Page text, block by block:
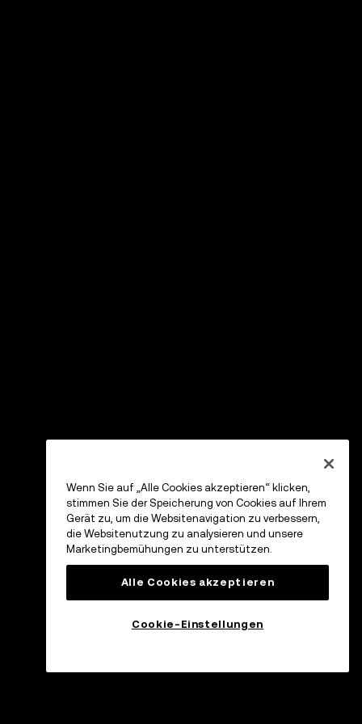
Wenn Sie auf „Alle Cookies akzeptieren“ klicken,
stimmen Sie der Speicherung von Cookies auf Ihrem
Gerät zu, um die Websitenavigation zu verbessern,
die Websitenutzung zu analysieren und unsere
Marketingbemühungen zu unterstützen.
Alle Cookies akzeptieren
Cookie-Einstellungen